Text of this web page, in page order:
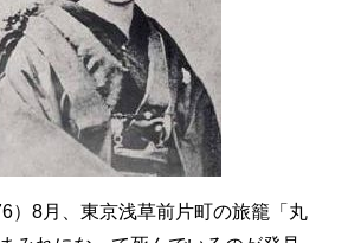
）8月、東京浅草前片町の旅籠「丸